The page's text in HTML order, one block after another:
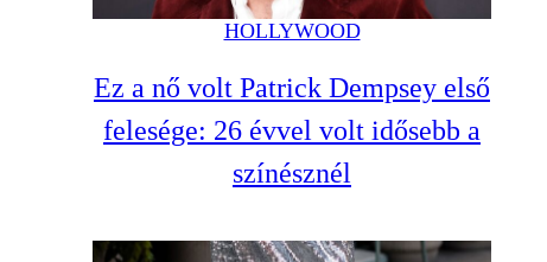
HOLLYWOOD
Ez a nő volt Patrick Dempsey első
felesége: 26 évvel volt idősebb a
színésznél